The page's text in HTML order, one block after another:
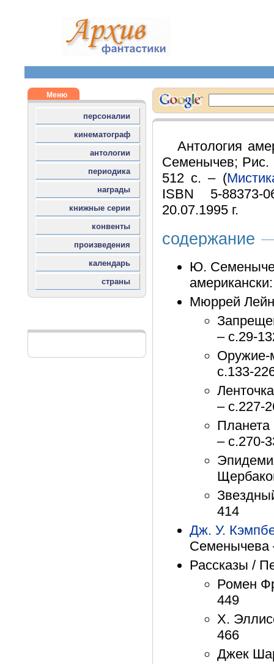
Антология
Семенычев; Рис.
512 с. – (
ISBN 5-
20.07.1995 г.
содержание
Ю.
Мюррей
– с.29-
Оружие-
с.133-
– с.227-
– с.270-
414
Дж. У.
Семенычева
Рассказы /
Ромен
449
Х.
466
Джек